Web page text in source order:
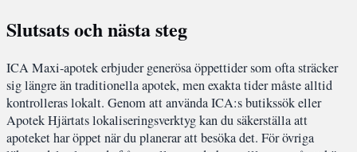
Slutsats och nästa steg
ICA Maxi-apotek erbjuder generösa öppettider som ofta sträcker
sig längre än traditionella apotek, men exakta tider måste alltid
kontrolleras lokalt. Genom att använda ICA:s butikssök eller
Apotek Hjärtats lokaliseringsverktyg kan du säkerställa att
apoteket har öppet när du planerar att besöka det. För övriga